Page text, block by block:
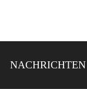
NACHRICHTEN